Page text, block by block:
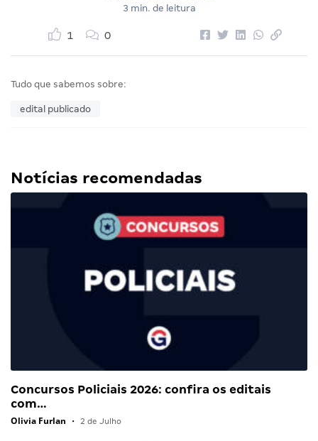
3 min. de leitura
1 0
Tudo que sabemos sobre:
edital publicado
Notícias recomendadas
Concursos Policiais 2026: confira os editais
com…
Olivia Furlan • 2 de Julho